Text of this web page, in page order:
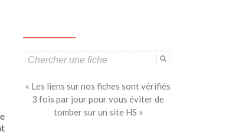
Search
« Les liens sur nos fiches sont vérifiés
3 fois par jour pour vous éviter de
tomber sur un site HS »